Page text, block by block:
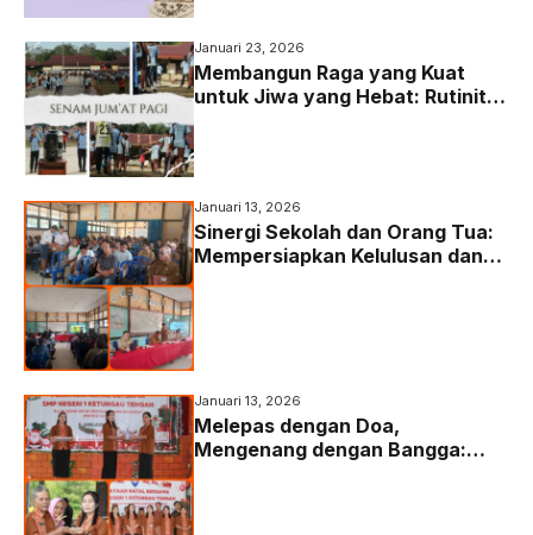
Januari 23, 2026
Membangun Raga yang Kuat
untuk Jiwa yang Hebat: Rutinitas
Senam Pagi di SMP Negeri 1
Ketungau Tengah
Januari 13, 2026
Sinergi Sekolah dan Orang Tua:
Mempersiapkan Kelulusan dan
Januari 13, 2026
Melepas dengan Doa,
Mengenang dengan Bangga:
Perpisahan Ibu Desi, S.Pd.,Gr